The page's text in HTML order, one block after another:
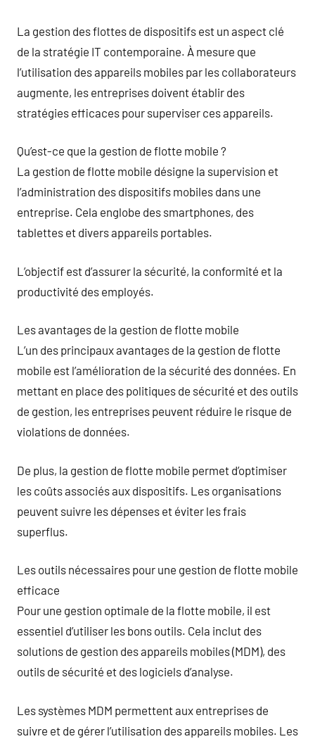
La gestion des flottes de dispositifs est un aspect clé
de la stratégie IT contemporaine. À mesure que
l’utilisation des appareils mobiles par les collaborateurs
augmente, les entreprises doivent établir des
stratégies efficaces pour superviser ces appareils.
Qu’est-ce que la gestion de flotte mobile ?
La gestion de flotte mobile désigne la supervision et
l’administration des dispositifs mobiles dans une
entreprise. Cela englobe des smartphones, des
tablettes et divers appareils portables.
L’objectif est d’assurer la sécurité, la conformité et la
productivité des employés.
Les avantages de la gestion de flotte mobile
L’un des principaux avantages de la gestion de flotte
mobile est l’amélioration de la sécurité des données. En
mettant en place des politiques de sécurité et des outils
de gestion, les entreprises peuvent réduire le risque de
violations de données.
De plus, la gestion de flotte mobile permet d’optimiser
les coûts associés aux dispositifs. Les organisations
peuvent suivre les dépenses et éviter les frais
superflus.
Les outils nécessaires pour une gestion de flotte mobile
efficace
Pour une gestion optimale de la flotte mobile, il est
essentiel d’utiliser les bons outils. Cela inclut des
solutions de gestion des appareils mobiles (MDM), des
outils de sécurité et des logiciels d’analyse.
Les systèmes MDM permettent aux entreprises de
suivre et de gérer l’utilisation des appareils mobiles. Les